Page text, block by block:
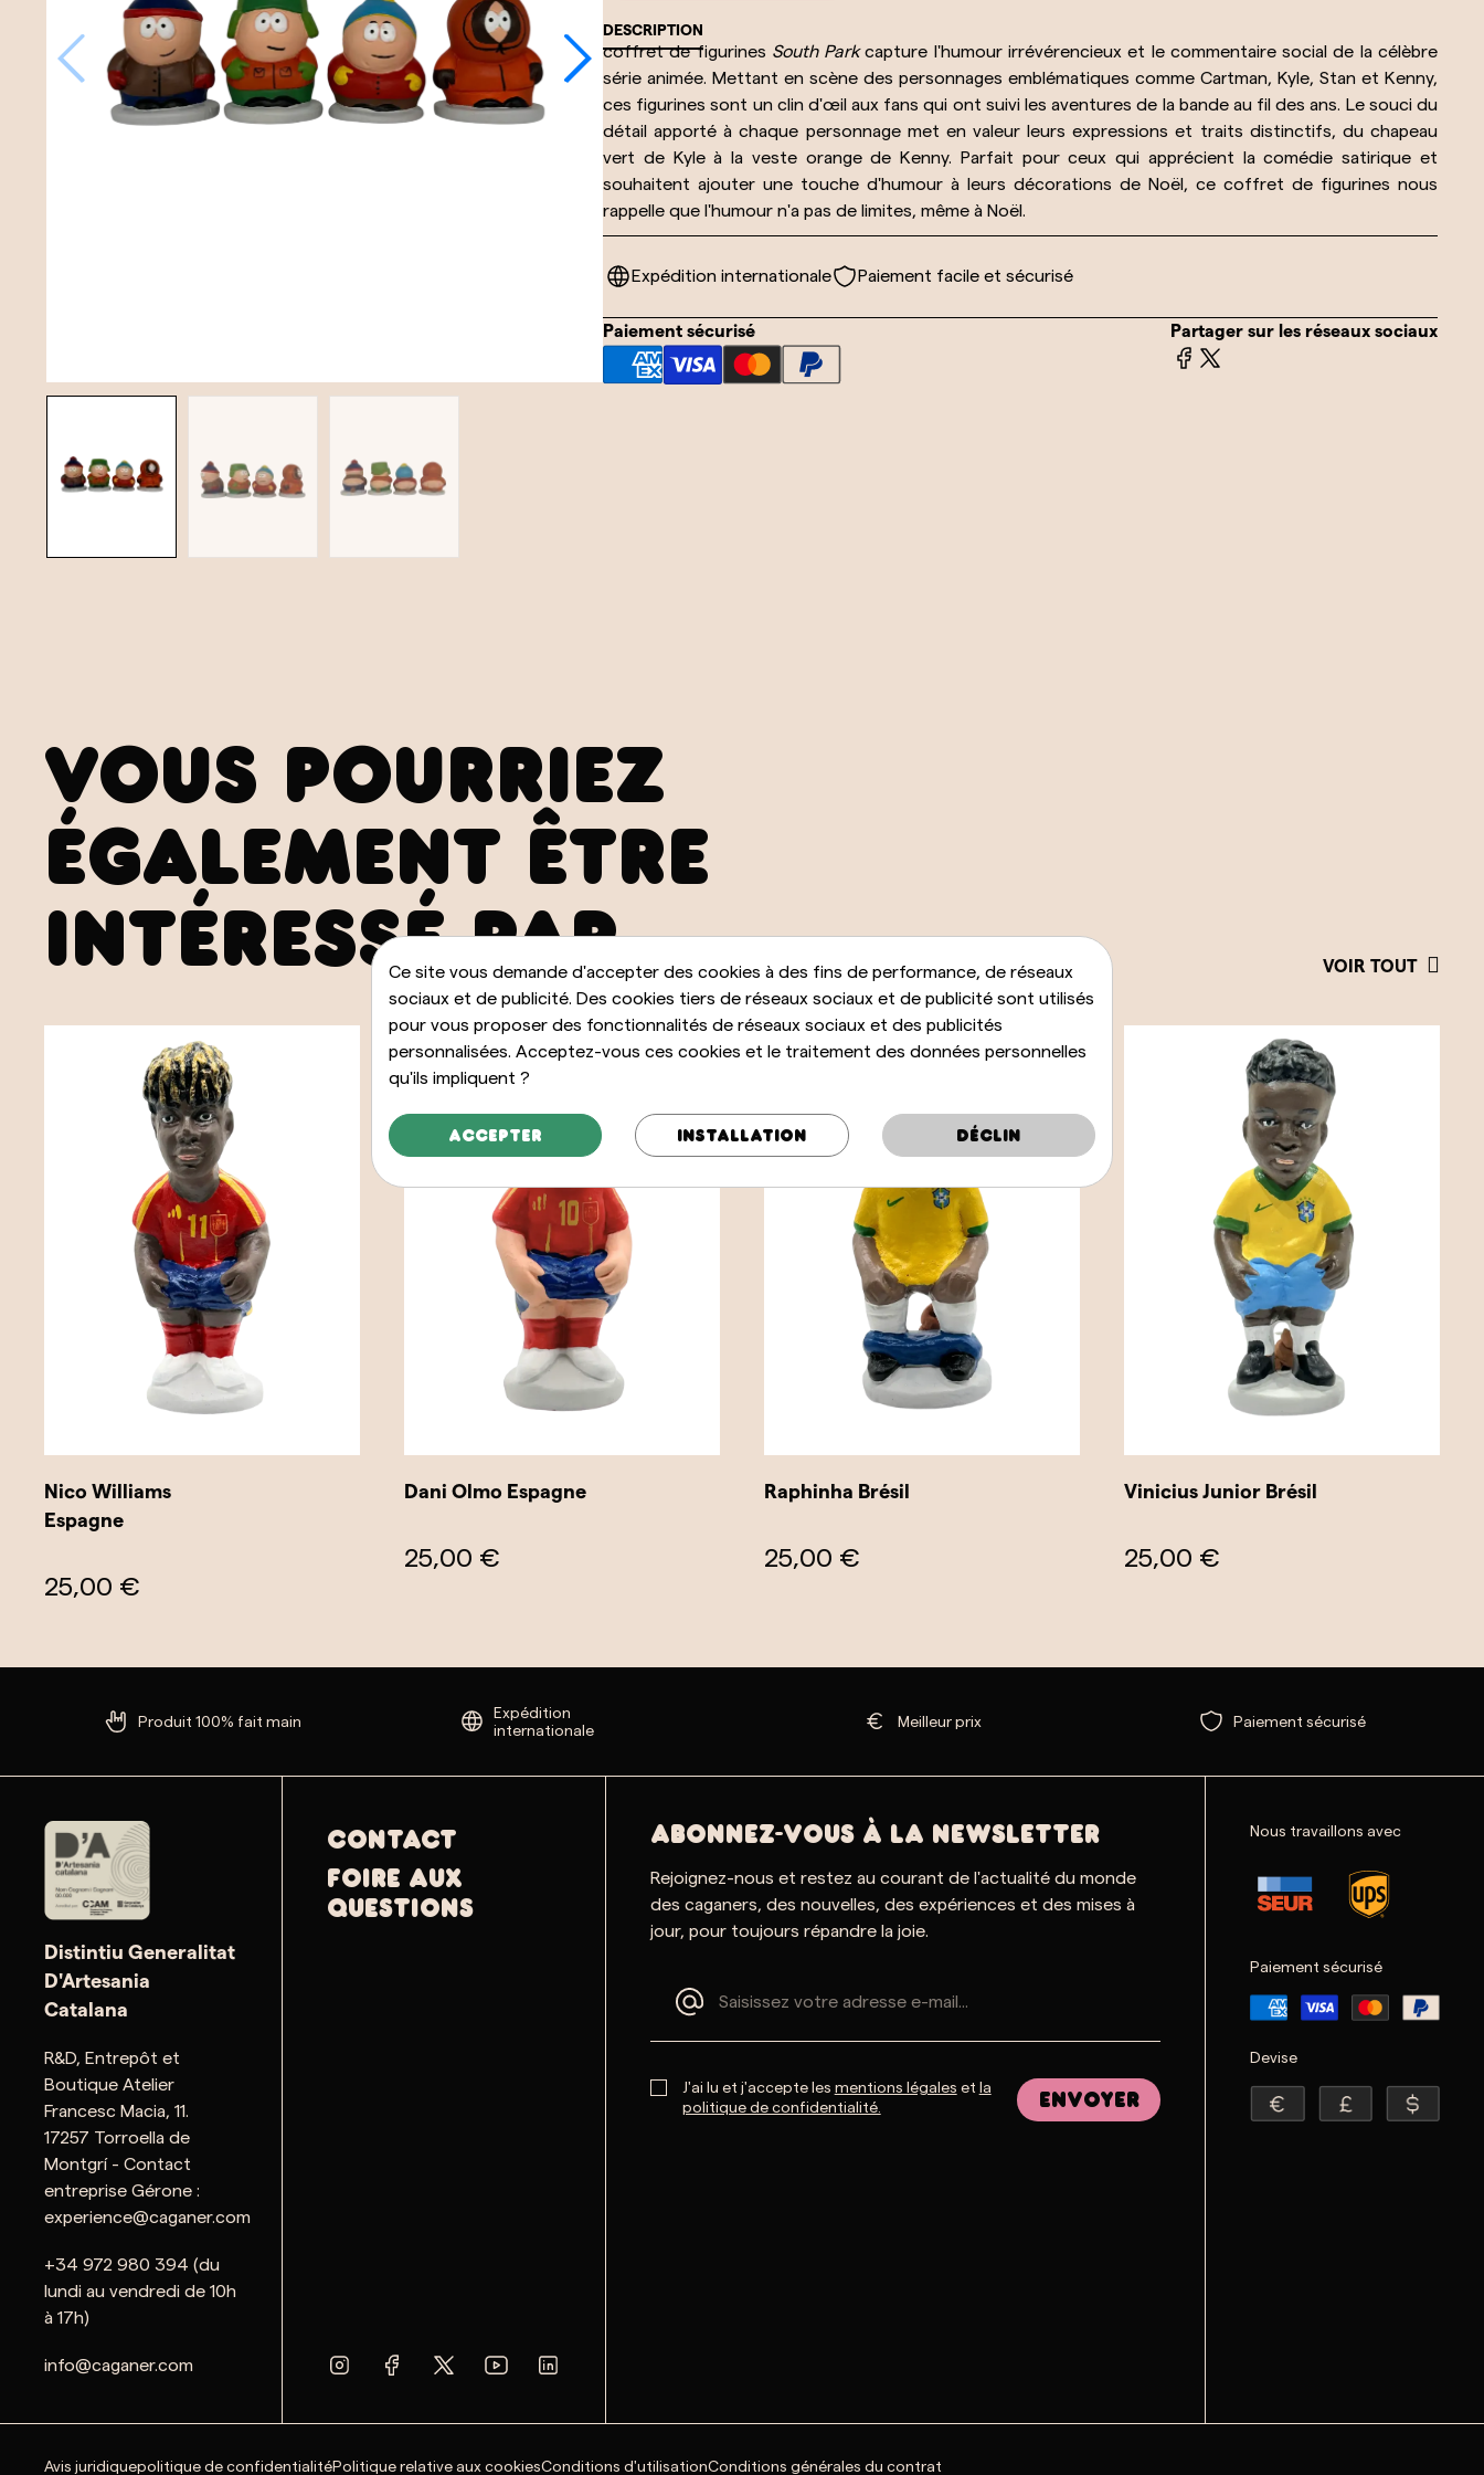
DESCRIPTION
coffret de figurines South Parkcapture l'humour irrévérencieux et le commentaire social de la célèbre
série animée. Mettant en scène des personnages emblématiques comme Cartman, Kyle, Stan et Kenny,
ces figurines sont un clin d'œil aux fans qui ont suivi les aventures de la bande au fil des ans. Le souci du
détail apporté à chaque personnage met en valeur leurs expressions et traits distinctifs, du chapeau
vert de Kyle à la veste orange de Kenny. Parfait pour ceux qui apprécient la comédie satirique et
souhaitent ajouter une touche d'humour à leurs décorations de Noël, ce coffret de figurines nous
rappelle que l'humour n'a pas de limites, même à Noël.
Expédition internationale Paiement facile et sécurisé
Paiement sécurisé Partager sur les réseaux sociaux
VOUS POURRIEZ
ÉGALEMENT ÊTRE
INTÉRESSÉ PAR
VOIR TOUT
Nico Williams
Espagne
25,00 €
Dani Olmo Espagne
25,00 €
Raphinha Brésil
25,00 €
Vinicius Junior Brésil
25,00 €
Produit 100% fait main
Expédition
internationale
Meilleur prix Paiement sécurisé
Distintiu Generalitat
D'Artesania
Catalana
R&D, Entrepôt et
Boutique Atelier
Francesc Macia, 11.
17257 Torroella de
Montgrí - Contact
entreprise Gérone :
experience@caganer.com
+34 972 980 394 (du
lundi au vendredi de 10h
à 17h)
info@caganer.com
Contact
Foire aux
questions
ABONNEZ-VOUS À LA NEWSLETTER
Rejoignez-nous et restez au courant de l'actualité du monde
des caganers, des nouvelles, des expériences et des mises à
jour, pour toujours répandre la joie.
J'ai lu et j'accepte les mentions légales et la
politique de confidentialité.
Envoyer
Nous travaillons avec
Paiement sécurisé
Devise
Avis juridiquepolitique de confidentialitéPolitique relative aux cookiesConditions d'utilisationConditions générales du contrat
Ce site vous demande d'accepter des cookies à des fins de performance, de réseaux
sociaux et de publicité. Des cookies tiers de réseaux sociaux et de publicité sont utilisés
pour vous proposer des fonctionnalités de réseaux sociaux et des publicités
personnalisées. Acceptez-vous ces cookies et le traitement des données personnelles
qu'ils impliquent ?
Accepter Installation Déclin